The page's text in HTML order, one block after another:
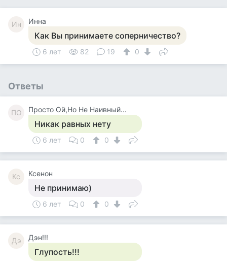
Ин Инна
Как Вы принимаете соперничество?
6 лет 82 19 0
Ответы
ПО Просто Ой,Но Не Наивный...
Никак равных нету
6 лет 0 0
Кс Ксенон
Не принимаю)
6 лет 0 0
Дэ Дэн!!!
Глупость!!!